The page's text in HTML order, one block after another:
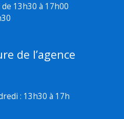
13h30 à 17h00
de l’agence
: 13h30 à 17h